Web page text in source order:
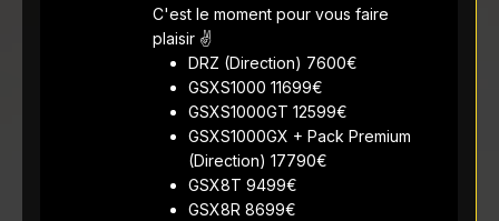
C'est le moment pour vous faire
plaisir ✌️
DRZ (Direction) 7600€
GSXS1000 11699€
GSXS1000GT 12599€
GSXS1000GX + Pack Premium
(Direction) 17790€
GSX8T 9499€
GSX8R 8699€